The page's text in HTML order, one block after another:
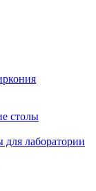
столы
лаборатории